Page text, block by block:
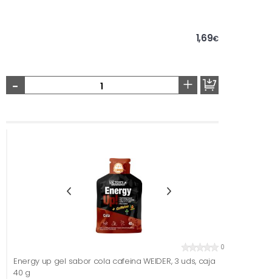
1,69€
- +
0
Energy up gel sabor cola cafeina WEIDER, 3 uds, caja
40 g